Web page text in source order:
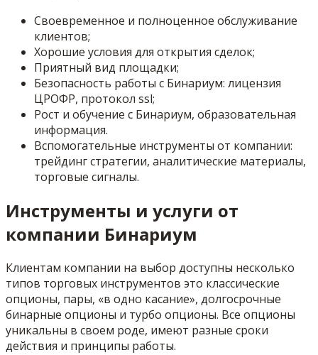
Своевременное и полноценное обслуживание
клиентов;
Хорошие условия для открытия сделок;
Приятный вид площадки;
Безопасность работы с Бинариум: лицензия
ЦРОФР, протокол ssl;
Рост и обучение с Бинариум, образовательная
информация.
Вспомогательные инструменты от компании:
трейдинг стратегии, аналитические материалы,
торговые сигналы.
Инструменты и услуги от
компании Бинариум
Клиентам компании на выбор доступны несколько
типов торговых инструментов это классические
опционы, пары, «в одно касание», долгосрочные
бинарные опционы и турбо опционы. Все опционы
уникальны в своем роде, имеют разные сроки
действия и принципы работы.